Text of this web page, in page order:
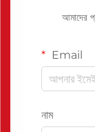
আমাদের
Email
নাম